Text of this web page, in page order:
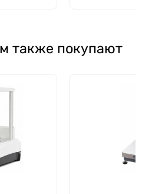
также покупают